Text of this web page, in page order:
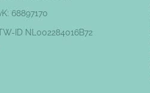
68897170
ID NL002284016B72